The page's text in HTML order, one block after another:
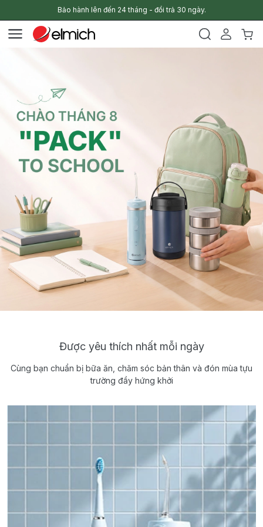
Bảo hành lên đến 24 tháng - đổi trả 30 ngày.
Được yêu thích nhất mỗi ngày
Cùng bạn chuẩn bị bữa ăn, chăm sóc bản thân và đón mùa tựu
trường đầy hứng khởi